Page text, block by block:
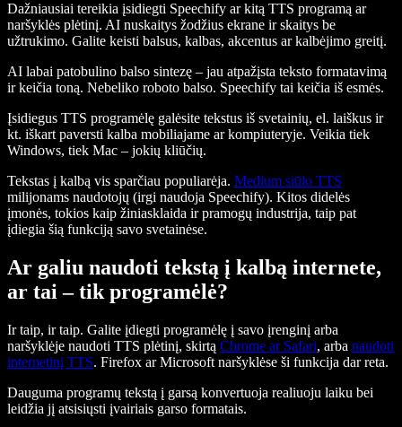
Dažniausiai tereikia įsidiegti Speechify ar kitą TTS programą ar
naršyklės plėtinį. AI nuskaitys žodžius ekrane ir skaitys be
užtrukimo. Galite keisti balsus, kalbas, akcentus ar kalbėjimo greitį.
AI labai patobulino balso sintezę – jau atpažįsta teksto formatavimą
ir keičia toną. Nebeliko roboto balso. Speechify tai keičia iš esmės.
Įsidiegus TTS programėlę galėsite tekstus iš svetainių, el. laiškus ir
kt. iškart paversti kalba mobiliajame ar kompiuteryje. Veikia tiek
Windows, tiek Mac – jokių kliūčių.
Tekstas į kalbą vis sparčiau populiarėja. Medium siūlo TTS
milijonams naudotojų (irgi naudoja Speechify). Kitos didelės
įmonės, tokios kaip žiniasklaida ir pramogų industrija, taip pat
įdiegia šią funkciją savo svetainėse.
Ar galiu naudoti tekstą į kalbą internete,
ar tai – tik programėlė?
Ir taip, ir taip. Galite įdiegti programėlę į savo įrenginį arba
naršyklėje naudoti TTS plėtinį, skirtą Chrome ar Safari, arba naudoti
internetinį TTS. Firefox ar Microsoft naršyklėse ši funkcija dar reta.
Dauguma programų tekstą į garsą konvertuoja realiuoju laiku bei
leidžia jį atsisiųsti įvairiais garso formatais.